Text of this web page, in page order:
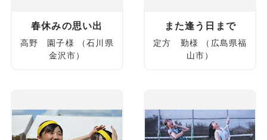
春休みの思い出
高野 園子様 （石川県
金沢市）
また逢う日まで
定方 勤様 （広島県福
山市）